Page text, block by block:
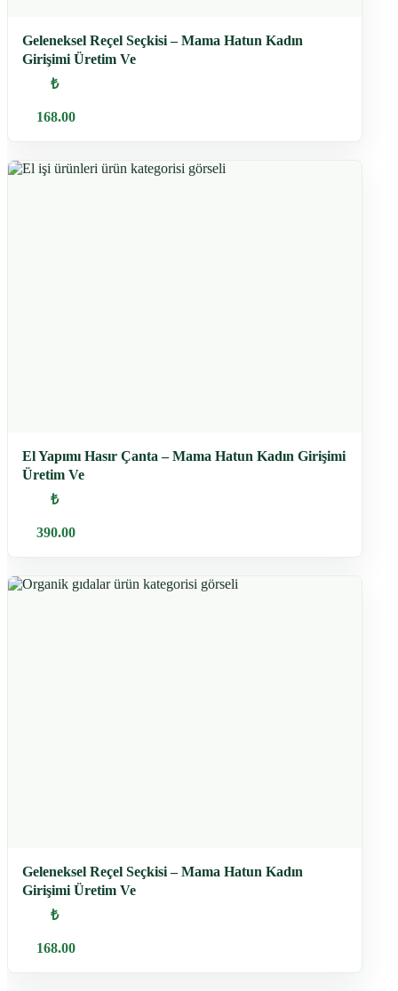
Geleneksel Reçel Seçkisi – Mama Hatun Kadın
Girişimi Üretim Ve
₺
168.00
El Yapımı Hasır Çanta – Mama Hatun Kadın Girişimi
Üretim Ve
₺
390.00
Geleneksel Reçel Seçkisi – Mama Hatun Kadın
Girişimi Üretim Ve
₺
168.00